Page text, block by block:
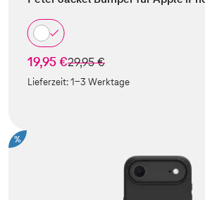
19,95 €statt
29,95 €
Lieferzeit:1-3 Werktage
%